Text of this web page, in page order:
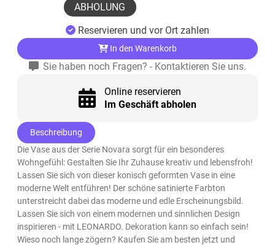
ABHOLUNG
Reservieren und vor Ort zahlen
In den Warenkorb
Sie haben noch Fragen? - Kontaktieren Sie uns.
Online reservieren
Im Geschäft abholen
Beschreibung
Die Vase aus der Serie Novara sorgt für ein besonderes
Wohngefühl: Gestalten Sie Ihr Zuhause kreativ und lebensfroh!
Lassen Sie sich von dieser konisch geformten Vase in eine
moderne Welt entführen! Der schöne satinierte Farbton
unterstreicht dabei das moderne und edle Erscheinungsbild.
Lassen Sie sich von einem modernen und sinnlichen Design
inspirieren - mit LEONARDO. Dekoration kann so einfach sein!
Wieso noch lange zögern? Kaufen Sie am besten jetzt und